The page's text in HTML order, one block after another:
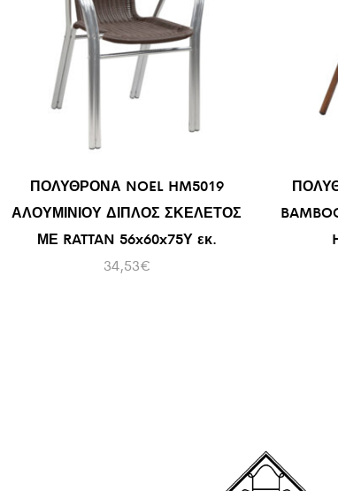
ΠΟΛΥΘΡΟΝΑ NOEL HM5019
ΑΛΟΥΜΙΝΙΟΥ ΔΙΠΛΟΣ ΣΚΕΛΕΤΟΣ
ΜΕ RATTAN 56x60x75Υ εκ.
34,53€